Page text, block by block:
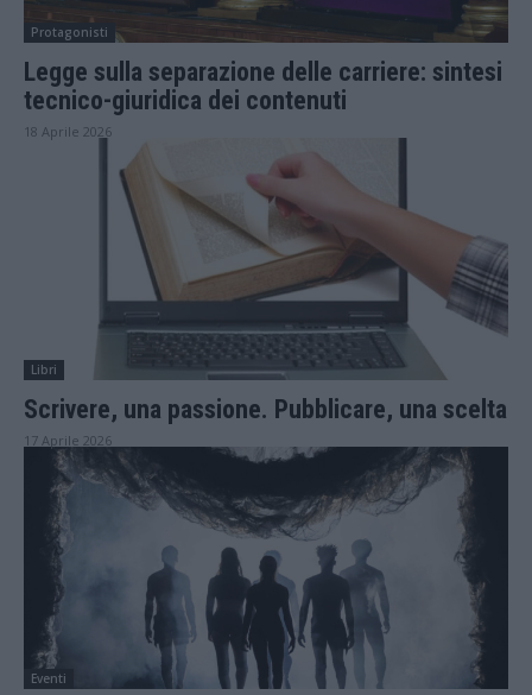
Protagonisti
Legge sulla separazione delle carriere: sintesi
tecnico-giuridica dei contenuti
18 Aprile 2026
Libri
Scrivere, una passione. Pubblicare, una scelta
17 Aprile 2026
Eventi